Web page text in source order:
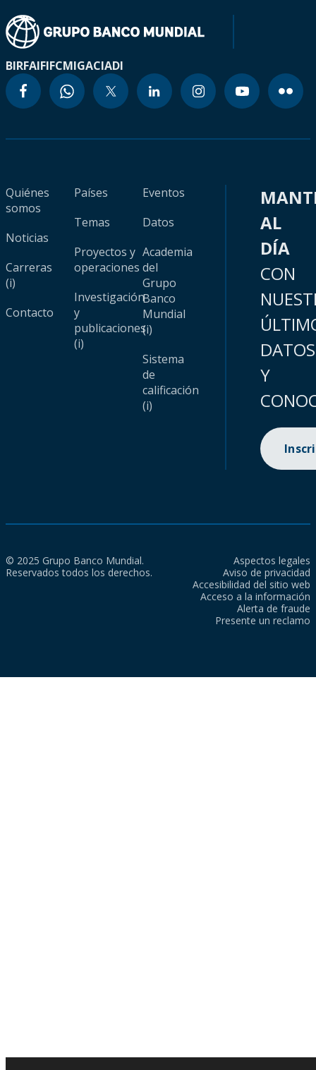
BIRFAIFIFCMIGACIADI
Quiénes
somos
Noticias
Carreras
(i)
Contacto
Países
Temas
Proyectos y
operaciones
Investigación
y
publicaciones
(i)
Eventos
Datos
Academia
del
Grupo
Banco
Mundial
(i)
Sistema
de
calificación
(i)
AL
DÍA
CON
DATOS
Y
© 2025 Grupo Banco Mundial.
Reservados todos los derechos.
Aspectos legales
Aviso de privacidad
Accesibilidad del sitio web
Acceso a la información
Alerta de fraude
Presente un reclamo